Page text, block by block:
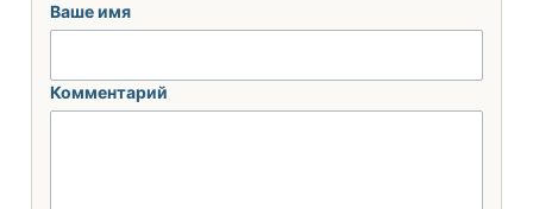
Ваше имя
Комментарий